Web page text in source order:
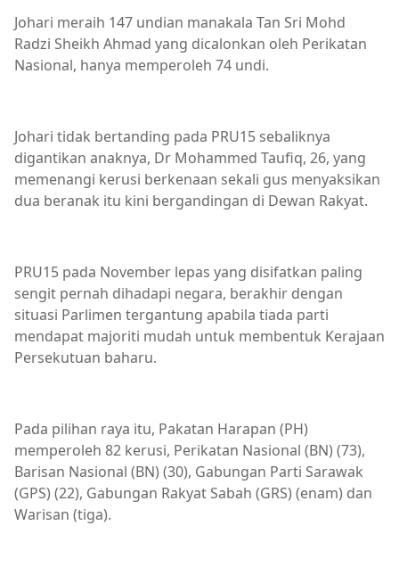
Johari meraih 147 undian manakala Tan Sri Mohd
Radzi Sheikh Ahmad yang dicalonkan oleh Perikatan
Nasional, hanya memperoleh 74 undi.
Johari tidak bertanding pada PRU15 sebaliknya
digantikan anaknya, Dr Mohammed Taufiq, 26, yang
memenangi kerusi berkenaan sekali gus menyaksikan
dua beranak itu kini bergandingan di Dewan Rakyat.
PRU15 pada November lepas yang disifatkan paling
sengit pernah dihadapi negara, berakhir dengan
situasi Parlimen tergantung apabila tiada parti
mendapat majoriti mudah untuk membentuk Kerajaan
Persekutuan baharu.
Pada pilihan raya itu, Pakatan Harapan (PH)
memperoleh 82 kerusi, Perikatan Nasional (BN) (73),
Barisan Nasional (BN) (30), Gabungan Parti Sarawak
(GPS) (22), Gabungan Rakyat Sabah (GRS) (enam) dan
Warisan (tiga).